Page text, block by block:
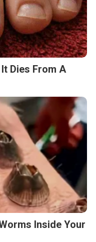
Dies From A
Inside Your